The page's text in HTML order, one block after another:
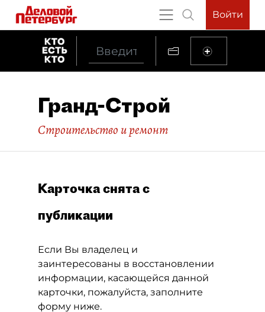
Войти
Гранд-Строй
Строительство и ремонт
Карточка снята с
публикации
Если Вы владелец и
заинтересованы в восстановлении
информации, касающейся данной
карточки, пожалуйста, заполните
форму ниже.